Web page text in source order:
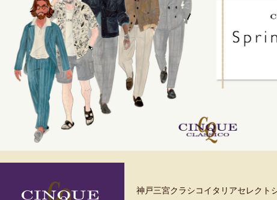
神戸三宮クラシコイタリアセレクト